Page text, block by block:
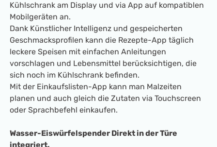
Kühlschrank am Display und via App auf kompatiblen
Mobilgeräten an.
Dank Künstlicher Intelligenz und gespeicherten
Geschmacksprofilen kann die Rezepte-App täglich
leckere Speisen mit einfachen Anleitungen
vorschlagen und Lebensmittel berücksichtigen, die
sich noch im Kühlschrank befinden.
Mit der Einkaufslisten-App kann man Malzeiten
planen und auch gleich die Zutaten via Touchscreen
oder Sprachbefehl einkaufen.
Wasser-Eiswürfelspender Direkt in der Türe
integriert.